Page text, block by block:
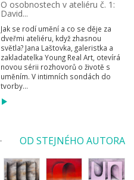
O osobnostech v ateliéru č. 1:
David...
Jak se rodí umění a co se děje za
dveřmi ateliéru, když zhasnou
světla? Jana Laštovka, galeristka a
zakladatelka Young Real Art, otevírá
novou sérii rozhovorů o životě s
uměním. V intimních sondách do
tvorby...
OD STEJNÉHO AUTORA